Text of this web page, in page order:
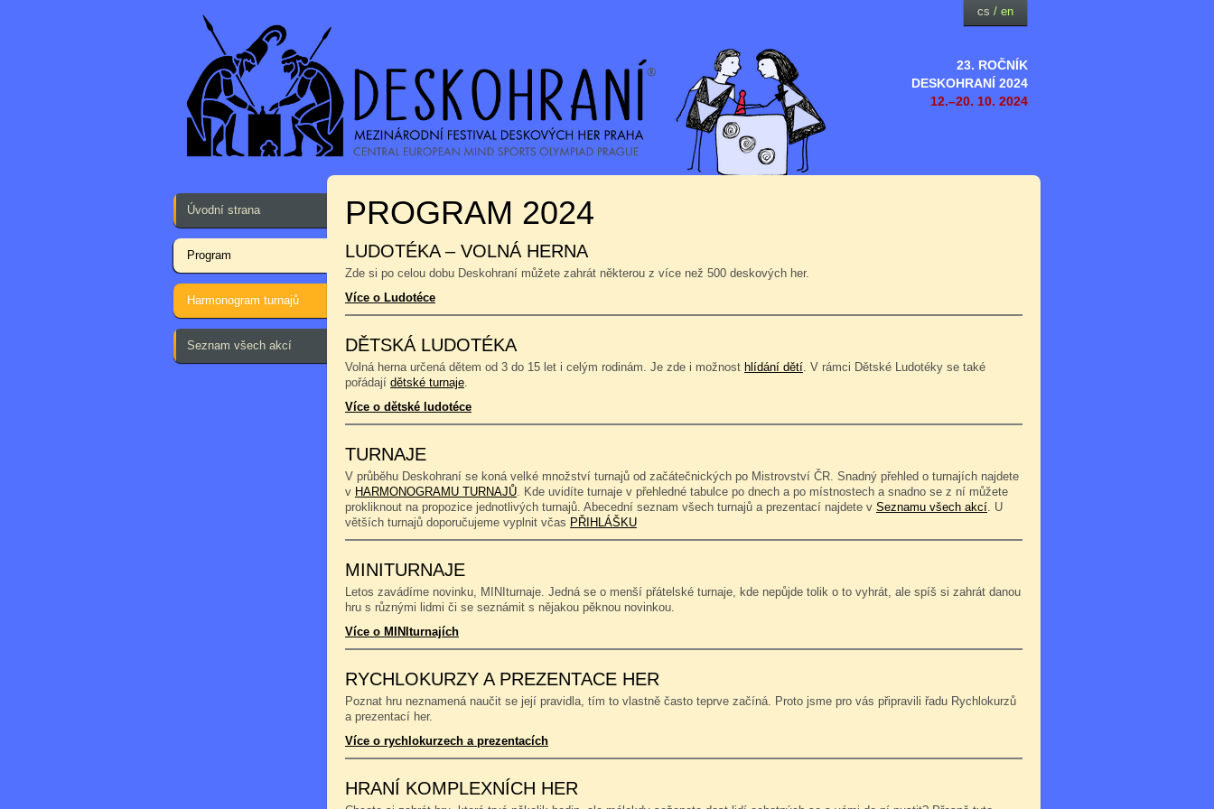
23. ROČNÍK
DESKOHRANÍ 2024
12.–20. 10. 2024
cs / en
Úvodní strana
Program
Harmonogram turnajů
Seznam všech akcí
PROGRAM 2024
LUDOTÉKA – VOLNÁ HERNA
Zde si po celou dobu Deskohraní můžete zahrát některou z více než 500 deskových her.
Více o Ludotéce
DĚTSKÁ LUDOTÉKA
Volná herna určená dětem od 3 do 15 let i celým rodinám. Je zde i možnost hlídání dětí. V rámci Dětské Ludotéky se také
pořádají dětské turnaje.
Více o dětské ludotéce
TURNAJE
V průběhu Deskohraní se koná velké množství turnajů od začátečnických po Mistrovství ČR. Snadný přehled o turnajích najdete
v HARMONOGRAMU TURNAJŮ. Kde uvidíte turnaje v přehledné tabulce po dnech a po místnostech a snadno se z ní můžete
prokliknout na propozice jednotlivých turnajů. Abecední seznam všech turnajů a prezentací najdete v Seznamu všech akcí. U
větších turnajů doporučujeme vyplnit včas PŘIHLÁŠKU
MINITURNAJE
Letos zavádíme novinku, MINIturnaje. Jedná se o menší přátelské turnaje, kde nepůjde tolik o to vyhrát, ale spíš si zahrát danou
hru s různými lidmi či se seznámit s nějakou pěknou novinkou.
Více o MINIturnajích
RYCHLOKURZY A PREZENTACE HER
Poznat hru neznamená naučit se její pravidla, tím to vlastně často teprve začíná. Proto jsme pro vás připravili řadu Rychlokurzů
a prezentací her.
Více o rychlokurzech a prezentacích
HRANÍ KOMPLEXNÍCH HER